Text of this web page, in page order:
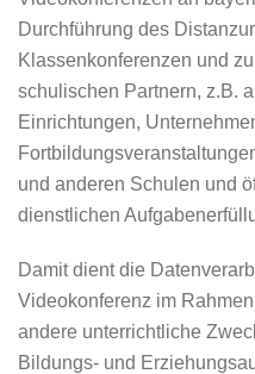
Durchführung des
Klassenkonferenzen und
schulischen Partnern, z.B.
Einrichtungen,
und anderen Schulen und
dienstlichen
Damit dient die
Videokonferenz im
andere unterrichtliche
Bildungs- und